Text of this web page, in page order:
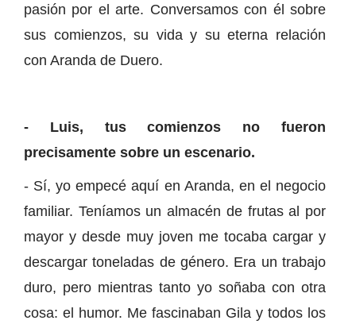
pasión por el arte. Conversamos con él sobre
sus comienzos, su vida y su eterna relación
con Aranda de Duero.
- Luis, tus comienzos no fueron
precisamente sobre un escenario.
- Sí, yo empecé aquí en Aranda, en el negocio
familiar. Teníamos un almacén de frutas al por
mayor y desde muy joven me tocaba cargar y
descargar toneladas de género. Era un trabajo
duro, pero mientras tanto yo soñaba con otra
cosa: el humor. Me fascinaban Gila y todos los